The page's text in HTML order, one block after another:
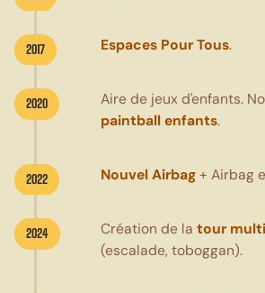
Espaces Pour Tous.
2017
Aire de jeux d'enfants.
paintball enfants.
2020
Nouvel Airbag+ Airbag
2022
Création de la tour
(escalade, toboggan).
2024